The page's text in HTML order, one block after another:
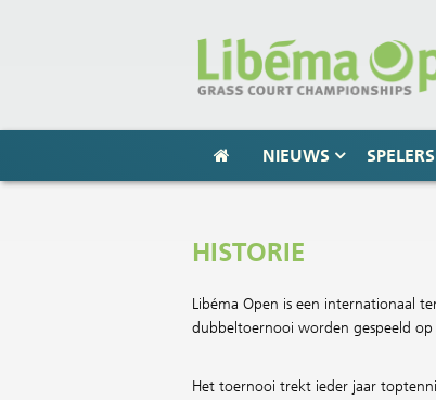
NIEUWS SPELERS
HISTORIE
Libéma Open is een internationaal
dubbeltoernooi worden gespeeld
Het toernooi trekt ieder jaar